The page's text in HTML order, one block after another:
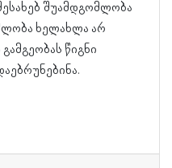
შუამდგომლობა
ხელახლა არ
წიგნი